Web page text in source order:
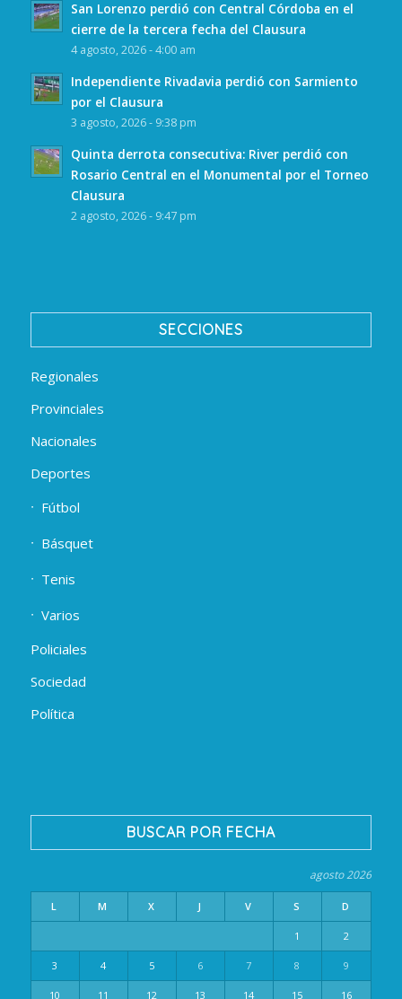
San Lorenzo perdió con Central Córdoba en el
cierre de la tercera fecha del Clausura
4 agosto, 2026 - 4:00 am
Independiente Rivadavia perdió con Sarmiento
por el Clausura
3 agosto, 2026 - 9:38 pm
Quinta derrota consecutiva: River perdió con
Rosario Central en el Monumental por el Torneo
Clausura
2 agosto, 2026 - 9:47 pm
SECCIONES
Regionales
Provinciales
Nacionales
Deportes
Fútbol
Básquet
Tenis
Varios
Policiales
Sociedad
Política
BUSCAR POR FECHA
agosto 2026
L M X J V S D
1 2
3 4 5 6 7 8 9
10 11 12 13 14 15 16